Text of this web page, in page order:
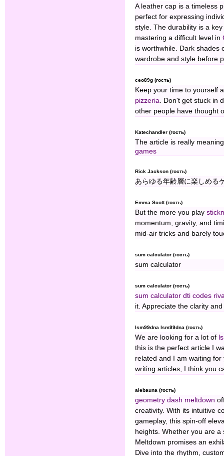
A leather cap is a timeless
perfect for expressing
style. The durability is a
mastering a difficult level in
is worthwhile. Dark shades
wardrobe and style before
ceo89g (гость)
Keep your time to yourself
pizzeria. Don't get stuck in
other people have thought
Katechandler (гость)
The article is really
games
Rick Jackson (гость)
あらゆる年齢層に楽しめる
Emma Scott (гость)
But the more you play
momentum, gravity, and
mid-air tricks and barely
sum calculator (гость)
sum calculator
sum calculator (гость)
sum calculator dti codes
it. Appreciate the clarity
lsm99dna lsm99dna (гость)
We are looking for a lot of
this is the perfect article I
related and I am waiting
writing articles, I think you
alebauna (гость)
geometry dash meltdown
creativity. With its intuitive
gameplay, this spin-off
heights. Whether you are
Meltdown promises an
Dive into the rhythm,